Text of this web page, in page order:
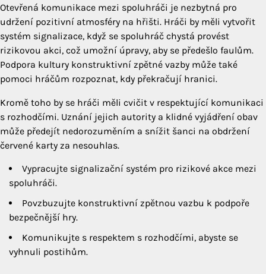
Otevřená komunikace mezi spoluhráči je nezbytná pro
udržení pozitivní atmosféry na hřišti. Hráči by měli vytvořit
systém signalizace, když se spoluhráč chystá provést
rizikovou akci, což umožní úpravy, aby se předešlo faulům.
Podpora kultury konstruktivní zpětné vazby může také
pomoci hráčům rozpoznat, kdy překračují hranici.
Kromě toho by se hráči měli cvičit v respektující komunikaci
s rozhodčími. Uznání jejich autority a klidné vyjádření obav
může předejít nedorozuměním a snížit šanci na obdržení
červené karty za nesouhlas.
Vypracujte signalizační systém pro rizikové akce mezi
spoluhráči.
Povzbuzujte konstruktivní zpětnou vazbu k podpoře
bezpečnější hry.
Komunikujte s respektem s rozhodčími, abyste se
vyhnuli postihům.